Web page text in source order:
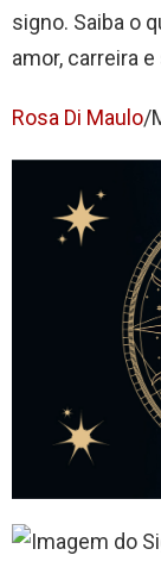
signo. Saiba o
amor, carreira
Rosa Di Maulo/